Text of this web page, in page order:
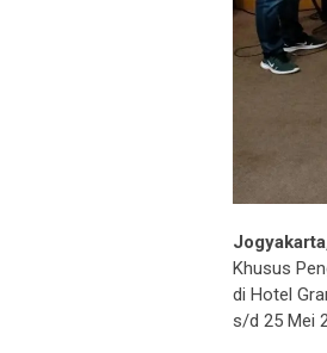
Khusus
di Hotel
s/d 25 Mei